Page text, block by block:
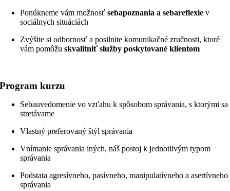
Ponúkneme vám možnosťsebapoznania a sebareflexie v
sociálnych situáciách
Zvýšite si odbornosť a posilnite komunikačné zručnosti, ktoré
vám pomôžuskvalitniť služby poskytované klientom
Program kurzu
Sebauvedomenie vo vzťahu k spôsobom správania, s ktorými sa
stretávame
Vlastný preferovaný štýl správania
Vnímanie správania iných, náš postoj k jednotlivým typom
správania
Podstata agresívneho, pasívneho, manipulatívneho a asertívneho
správania